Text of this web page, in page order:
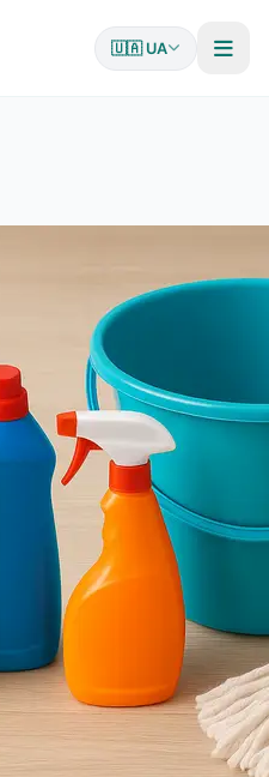
🇺🇦 UA